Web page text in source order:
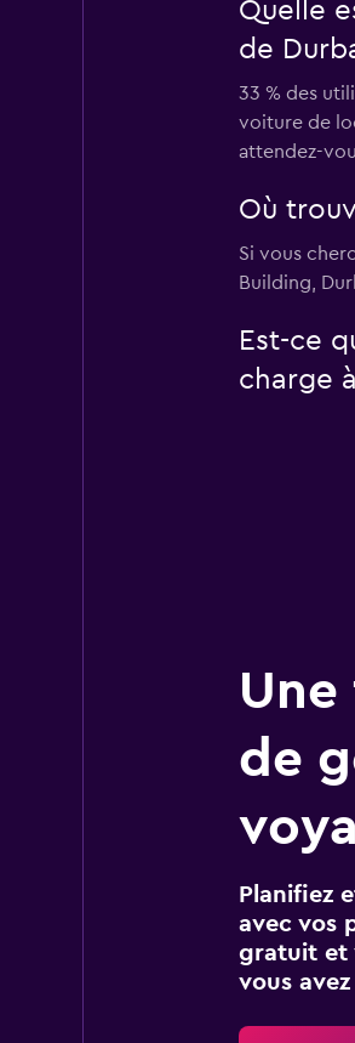
Quelle
de
33 % des
voiture de
attendez-
Où
Si vous
Building,
Est-ce
charge
de
Planifiez
avec vos
gratuit et
vous